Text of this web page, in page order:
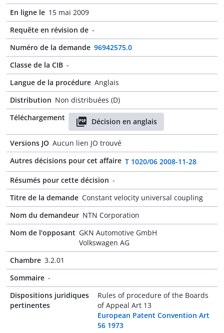
En ligne le 15 mai 2009
Requête en révision de -
Numéro de la demande 96942575.0
Classe de la CIB -
Langue de la procédure Anglais
Distribution Non distribuées (D)
Téléchargement
Décision en anglais
Versions JO Aucun lien JO trouvé
Autres décisions pour cet affaire T 1020/06 2008-11-28
Résumés pour cette décision -
Titre de la demande Constant velocity universal coupling
Nom du demandeur NTN Corporation
Nom de l'opposant GKN Automotive GmbH
Volkswagen AG
Chambre 3.2.01
Sommaire -
Dispositions juridiques
pertinentes
Rules of procedure of the Boards
of Appeal Art 13
European Patent Convention Art
56 1973